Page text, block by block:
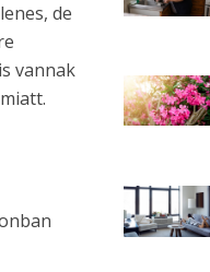
de
vannak